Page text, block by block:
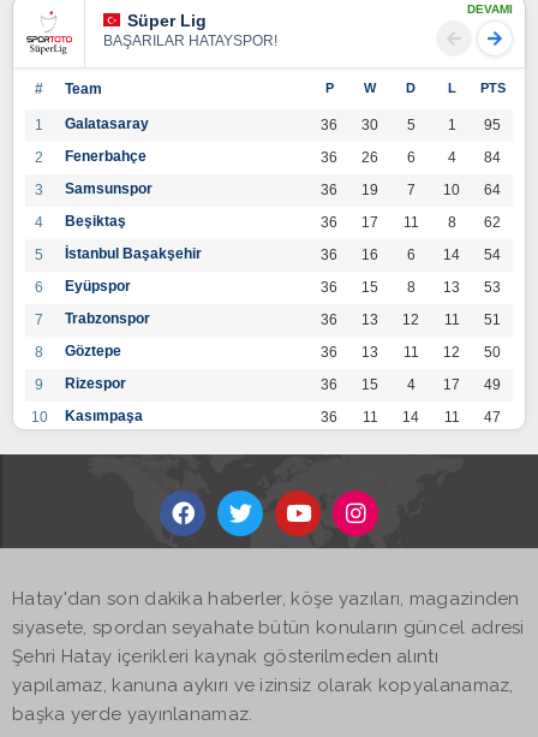
Süper Lig
BAŞARILAR HATAYSPOR!
DEVAMI
# Team P W D L PTS
1 Galatasaray 36 30 5 1
95
2
Fenerbahçe 36 26 6 4
84
3
Samsunspor 36 19 7 10
64
4
Beşiktaş 36 17 11 8
62
5
İstanbul Başakşehir 36 16 6 14
54
6
Eyüpspor 36 15 8 13
53
7
Trabzonspor 36 13 12 11
51
8
Göztepe 36 13 11 12
50
9
Rizespor 36 15 4 17
49
10
Kasımpaşa 36 11 14 11
47
36 12
14
Kayserispor 36 11 12 13
45
BB Bodrumspor 17
Sivasspor
Hatayspor 36
19
Adana Demirspor
Hatay'dan son dakika haberler, köşe yazıları, magazinden
siyasete, spordan seyahate bütün konuların güncel adresi
Şehri Hatay içerikleri kaynak gösterilmeden alıntı
yapılamaz, kanuna aykırı ve izinsiz olarak kopyalanamaz,
başka yerde yayınlanamaz.